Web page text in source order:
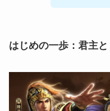
はじめの一歩：君主